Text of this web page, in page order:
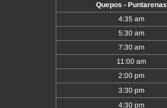
Quepos - Puntarenas
4:35 am
5:30 am
7:30 am
11:00 am
2:00 pm
3:30 pm
4:30 pm